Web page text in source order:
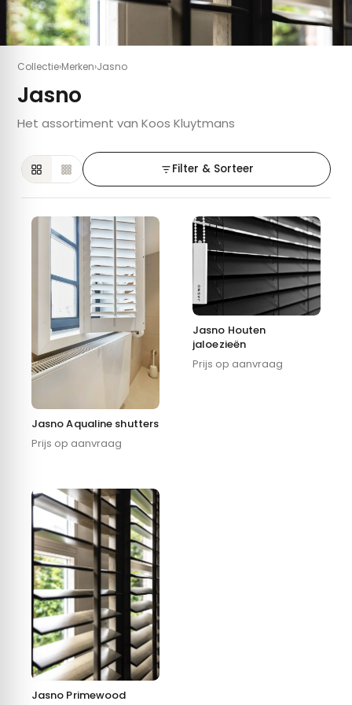
Collectie›Merken›Jasno
Jasno
Het assortiment van Koos Kluytmans
Filter & Sorteer
Jasno Aqualine shutters
Prijs op aanvraag
Jasno Houten
jaloezieën
Prijs op aanvraag
Jasno Primewood